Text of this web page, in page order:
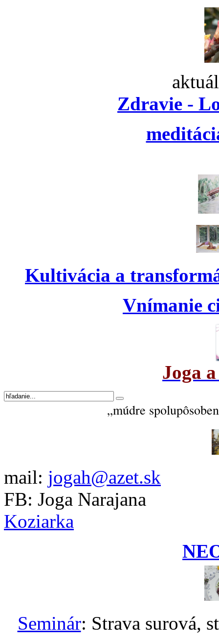
Zdravie -
Kultivácia a
Vnímanie
Joga
„múdre
mail: jogah@azet.sk
FB: Joga Narajana
Koziarka
Seminár: Strava surová,